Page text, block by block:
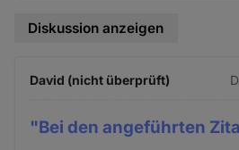
Diskussion anzeigen
David (nicht überprüft)
"Bei den angeführten